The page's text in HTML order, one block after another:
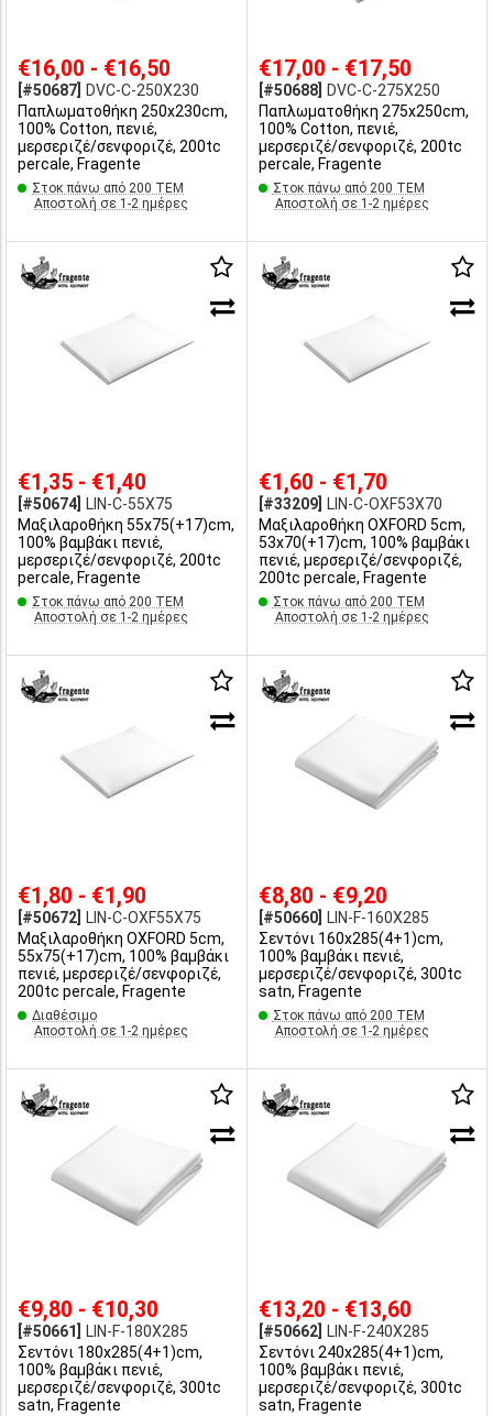
€16,00 - €16,50
[#50687]
DVC-C-250X230
Παπλωματοθήκη 250x230cm,
100% Cotton, πενιέ,
μερσεριζέ/σενφοριζέ, 200tc
percale, Fragente
Στοκ πάνω από 200 ΤΕΜ
Αποστολή σε 1-2 ημέρες
€17,00 - €17,50
[#50688]
DVC-C-275X250
Παπλωματοθήκη 275x250cm,
100% Cotton, πενιέ,
μερσεριζέ/σενφοριζέ, 200tc
percale, Fragente
Στοκ πάνω από 200 ΤΕΜ
Αποστολή σε 1-2 ημέρες
€1,35 - €1,40
[#50674]
LIN-C-55X75
Μαξιλαροθήκη 55x75(+17)cm,
100% βαμβάκι πενιέ,
μερσεριζέ/σενφοριζέ, 200tc
percale, Fragente
Στοκ πάνω από 200 ΤΕΜ
Αποστολή σε 1-2 ημέρες
€1,60 - €1,70
[#33209]
LIN-C-OXF53X70
Μαξιλαροθήκη OXFORD 5cm,
53x70(+17)cm, 100% βαμβάκι
πενιέ, μερσεριζέ/σενφοριζέ,
200tc percale, Fragente
Στοκ πάνω από 200 ΤΕΜ
Αποστολή σε 1-2 ημέρες
€1,80 - €1,90
[#50672]
LIN-C-OXF55X75
Μαξιλαροθήκη OXFORD 5cm,
55x75(+17)cm, 100% βαμβάκι
πενιέ, μερσεριζέ/σενφοριζέ,
200tc percale, Fragente
Διαθέσιμο
Αποστολή σε 1-2 ημέρες
€8,80 - €9,20
[#50660]
LIN-F-160X285
Σεντόνι 160x285(4+1)cm,
100% βαμβάκι πενιέ,
μερσεριζέ/σενφοριζέ, 300tc
satn, Fragente
Στοκ πάνω από 200 ΤΕΜ
Αποστολή σε 1-2 ημέρες
€9,80 - €10,30
[#50661]
LIN-F-180X285
Σεντόνι 180x285(4+1)cm,
100% βαμβάκι πενιέ,
μερσεριζέ/σενφοριζέ, 300tc
satn, Fragente
€13,20 - €13,60
[#50662]
LIN-F-240X285
Σεντόνι 240x285(4+1)cm,
100% βαμβάκι πενιέ,
μερσεριζέ/σενφοριζέ, 300tc
satn, Fragente